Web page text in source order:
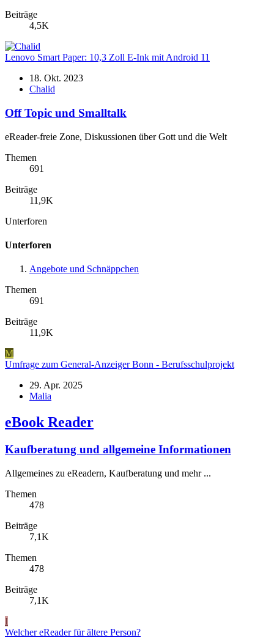
Beiträge
4,5K
Lenovo Smart Paper: 10,3 Zoll E-Ink mit Android 11
18. Okt. 2023
Chalid
Off Topic und Smalltalk
eReader-freie Zone, Diskussionen über Gott und die Welt
Themen
691
Beiträge
11,9K
Unterforen
Unterforen
Angebote und Schnäppchen
Themen
691
Beiträge
11,9K
M
Umfrage zum General-Anzeiger Bonn - Berufsschulprojekt
29. Apr. 2025
Malia
eBook Reader
Kaufberatung und allgemeine Informationen
Allgemeines zu eReadern, Kaufberatung und mehr ...
Themen
478
Beiträge
7,1K
Themen
478
Beiträge
7,1K
I
Welcher eReader für ältere Person?